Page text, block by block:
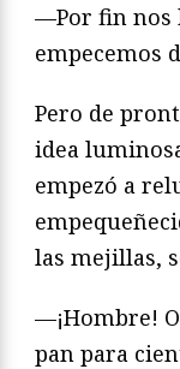
—Por fin nos
empecemos
Pero de
idea
empezó a
las mejillas,
—¡Hombre!
pan para